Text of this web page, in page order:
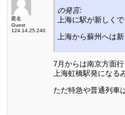
匿名
Guest
124.14.25.240
の発言:
上海に駅が新しく
上海から蘇州へは
7月からは南京方面
上海虹橋駅発になる
ただ特急や普通列車